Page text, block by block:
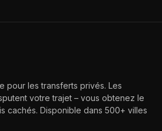
pour les transferts privés. Les
votre trajet – vous obtenez le
cachés. Disponible dans 500+ villes